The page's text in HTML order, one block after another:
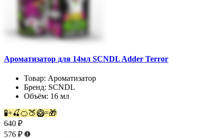
Ароматизатор для 14мл SCNDL Adder Terror
Товар: Ароматизатор
Бренд: SCNDL
Объём: 16 мл
🧪+🍒🍊🍑🥝=🎁
640 ₽
576 ₽